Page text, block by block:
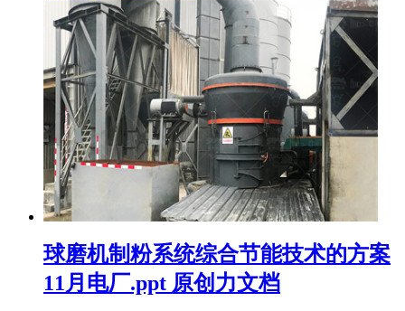
球磨机制粉系统综合节能技术的方案
11月电厂.ppt 原创力文档